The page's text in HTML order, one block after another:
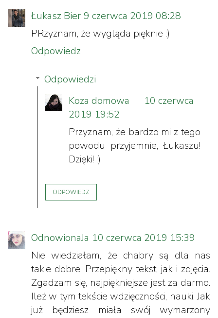
Łukasz Bier 9 czerwca 2019 08:28
PRzyznam, że wygląda pięknie :)
Odpowiedz
Odpowiedzi
Koza domowa
10 czerwca
2019 19:52
Przyznam, że bardzo mi z tego
powodu przyjemnie, Łukaszu!
Dzięki! :)
ODPOWIEDZ
OdnowionaJa 10 czerwca 2019 15:39
Nie wiedziałam, że chabry są dla nas
takie dobre. Przepiękny tekst, jak i zdjęcia.
Zgadzam się, najpiękniejsze jest za darmo.
Ileż w tym tekście wdzięczności, nauki. Jak
już będziesz miała swój wymarzony